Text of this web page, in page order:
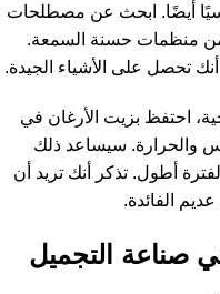
أيضًا. ابحث عن مصطلحات
وشهادات من منظمات حسنة السمعة.
تحصل على الأشياء الجيدة.
احتفظ بزيت الأرغان في
والحرارة. سيساعد ذلك
أطول. تذكر أنك تريد أن
الفائدة.